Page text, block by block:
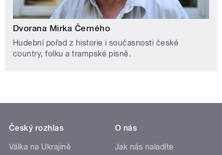
Dvorana Mirka Černého
Hudební pořad z historie i současnosti české
country, folku a trampské písně.
Český rozhlas
Válka na Ukrajině
O nás
Jak nás naladíte